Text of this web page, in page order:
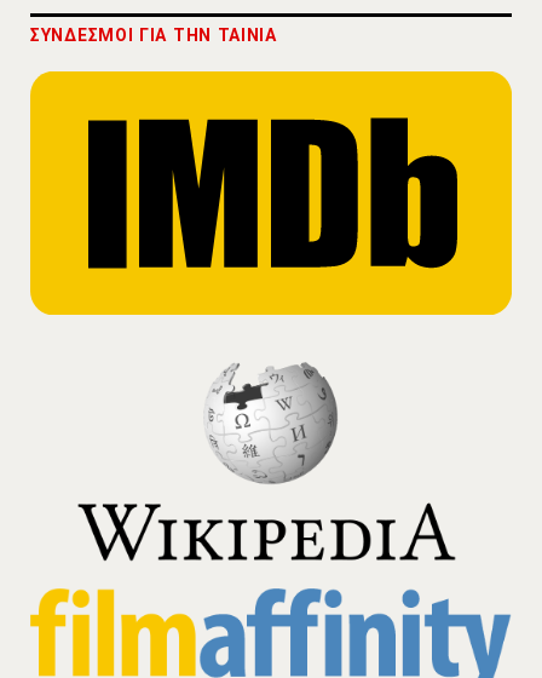
ΣΥΝΔΕΣΜΟΙ ΓΙΑ THN TAINIA